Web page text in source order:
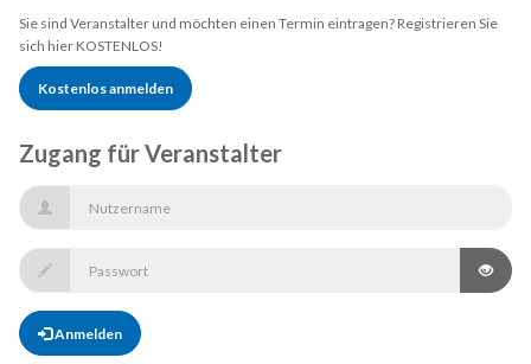
Sie sind Veranstalter und möchten einen Termin eintragen? Registrieren Sie
sich hier KOSTENLOS!
Kostenlos anmelden
Zugang für Veranstalter
Anmelden